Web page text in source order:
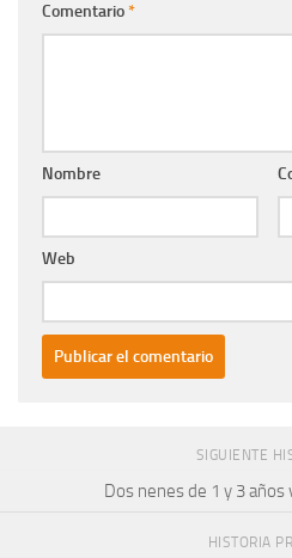
Comentario*
Nombre
Web
SIGUIENTE
Dos nenes de 1 y 3 años
HISTORIA